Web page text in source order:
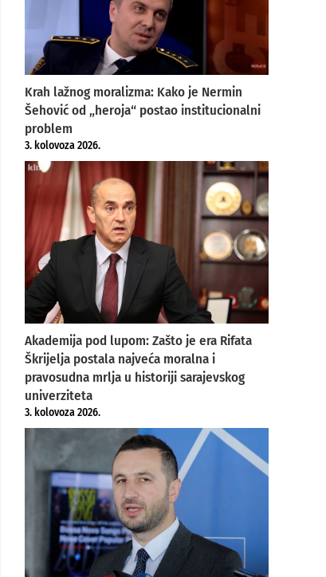
Krah lažnog moralizma: Kako je Nermin
Šehović od „heroja“ postao institucionalni
problem
3. kolovoza 2026.
Akademija pod lupom: Zašto je era Rifata
Škrijelja postala najveća moralna i
pravosudna mrlja u historiji sarajevskog
univerziteta
3. kolovoza 2026.